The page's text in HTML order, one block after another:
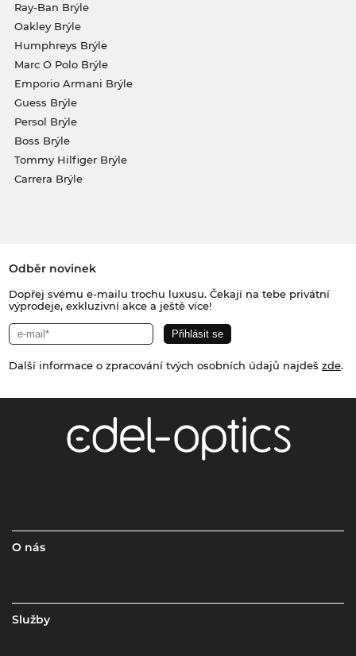
Ray-Ban Brýle
Oakley Brýle
Humphreys Brýle
Marc O Polo Brýle
Emporio Armani Brýle
Guess Brýle
Persol Brýle
Boss Brýle
Tommy Hilfiger Brýle
Carrera Brýle
Odběr novinek
Dopřej svému e-mailu trochu luxusu. Čekají na tebe privátní
výprodeje, exkluzivní akce a ještě více!
Další informace o zpracování tvých osobních údajů najdeš zde.
O nás
Služby